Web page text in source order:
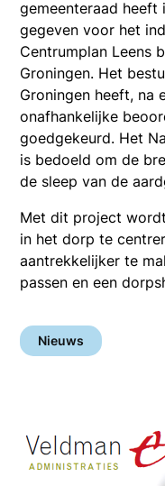
gemeenteraad heeft
gegeven voor het
Centrumplan Leens
Groningen. Het
Groningen heeft, na
onafhankelijke
goedgekeurd. Het
is bedoeld om de
de sleep van de
Met dit project
in het dorp te
aantrekkelijker te
passen en een
Nieuws